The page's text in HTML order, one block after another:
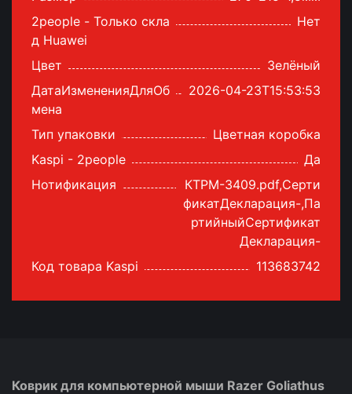
2people - Только скла
д Huawei
Нет
Цвет
Зелёный
ДатаИзмененияДляОб
мена
2026-04-23T15:53:53
Тип упаковки
Цветная коробка
Kaspi - 2people
Да
Нотификация
КТРМ-3409.pdf,Серти
фикатДекларация-,Па
ртийныйСертификат
Декларация-
Код товара Kaspi
113683742
Коврик для компьютерной мыши Razer Goliathus